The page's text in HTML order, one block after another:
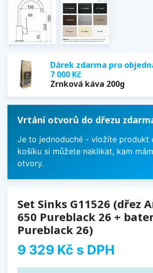
Dárek zdarma pro
7 000 Kč
Zrnková káva 200g
Vrtání otvorů do dřezu
Je to jednoduché - vložíte produkt
košíku si můžete naklikat, kam
otvory.
Set Sinks G11526 (dřez
650 Pureblack 26 +
Pureblack 26)
9 329 Kč s DPH